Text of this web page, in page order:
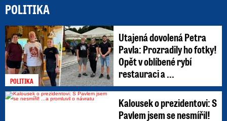
POLITIKA
POLITIKA
Utajená dovolená Petra
Pavla: Prozradily ho fotky!
Opět v oblíbené rybí
restauraci a ...
Kalousek o prezidentovi: S
Pavlem jsem se nesmířil!